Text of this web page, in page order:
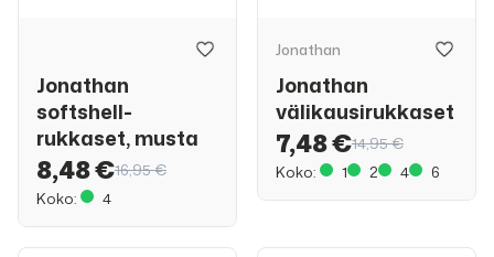
Jonathan
softshell-
rukkaset, musta
8,48 €16,95 €
Koko:
4
Jonathan
Jonathan
välikausirukkaset
7,48 €14,95 €
Koko:
1 2 4 6